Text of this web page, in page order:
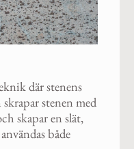
där stenens
stenen med
skapar en slät,
både